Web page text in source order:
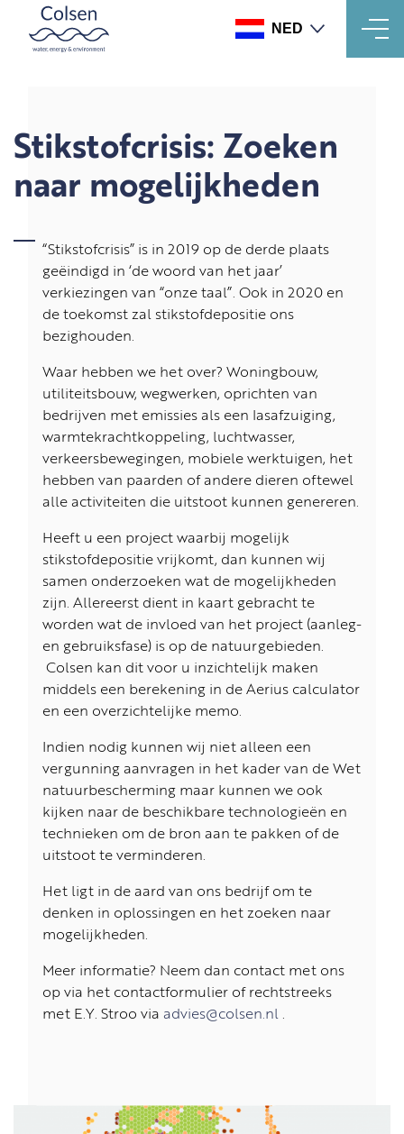
de
inhoud
gaan
NED
Stikstofcrisis: Zoeken
naar mogelijkheden
“Stikstofcrisis” is in 2019 op de derde plaats
geëindigd in ‘de woord van het jaar’
verkiezingen van “onze taal”. Ook in 2020 en
de toekomst zal stikstofdepositie ons
bezighouden.
Waar hebben we het over? Woningbouw,
utiliteitsbouw, wegwerken, oprichten van
bedrijven met emissies als een lasafzuiging,
warmtekrachtkoppeling, luchtwasser,
verkeersbewegingen, mobiele werktuigen, het
hebben van paarden of andere dieren oftewel
alle activiteiten die uitstoot kunnen genereren.
Heeft u een project waarbij mogelijk
stikstofdepositie vrijkomt, dan kunnen wij
samen onderzoeken wat de mogelijkheden
zijn. Allereerst dient in kaart gebracht te
worden wat de invloed van het project (aanleg-
en gebruiksfase) is op de natuurgebieden.
Colsen kan dit voor u inzichtelijk maken
middels een berekening in de Aerius calculator
en een overzichtelijke memo.
Indien nodig kunnen wij niet alleen een
vergunning aanvragen in het kader van de Wet
natuurbescherming maar kunnen we ook
kijken naar de beschikbare technologieën en
technieken om de bron aan te pakken of de
uitstoot te verminderen.
Het ligt in de aard van ons bedrijf om te
denken in oplossingen en het zoeken naar
mogelijkheden.
Meer informatie? Neem dan contact met ons
op via het contactformulier of rechtstreeks
met E.Y. Stroo via advies@colsen.nl .